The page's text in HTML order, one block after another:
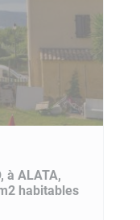
à ALATA,
habitables